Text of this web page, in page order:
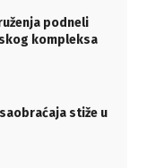
podneli
kompleksa
stiže u